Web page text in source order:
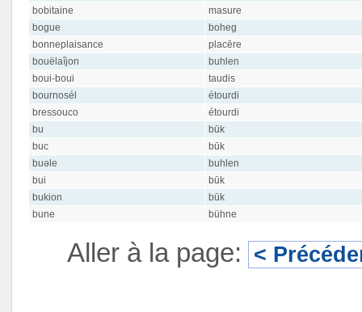
bobitaine
masure
bogue
boheg
bonneplaisance
placēre
bouëlaîjon
buhlen
boui-boui
taudis
bournosél
étourdi
bressouco
étourdi
bu
būk
buc
būk
buəle
buhlen
bui
būk
bukion
būk
bune
bühne
Aller à la page: <